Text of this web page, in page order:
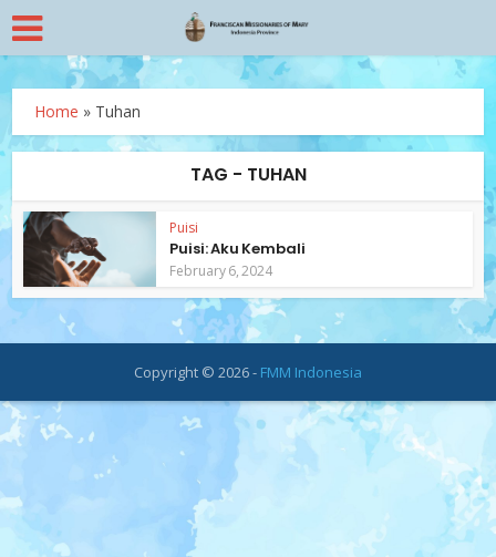
Home » Tuhan
TAG - TUHAN
Puisi
Puisi: Aku Kembali
February 6, 2024
Copyright © 2026 - FMM Indonesia